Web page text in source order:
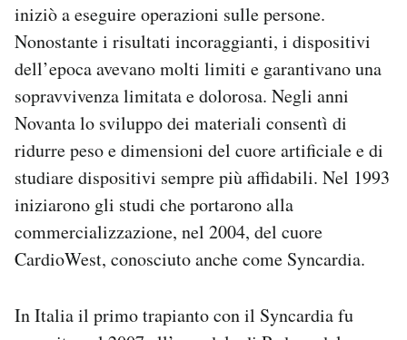
iniziò a eseguire operazioni sulle persone.
Nonostante i risultati incoraggianti, i dispositivi
dell’epoca avevano molti limiti e garantivano una
sopravvivenza limitata e dolorosa. Negli anni
Novanta lo sviluppo dei materiali consentì di
ridurre peso e dimensioni del cuore artificiale e di
studiare dispositivi sempre più affidabili. Nel 1993
iniziarono gli studi che portarono alla
commercializzazione, nel 2004, del cuore
CardioWest, conosciuto anche come Syncardia.
In Italia il primo trapianto con il Syncardia fu